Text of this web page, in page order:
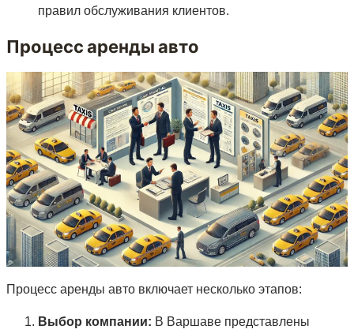
правил обслуживания клиентов.
Процесс аренды авто
Процесс аренды авто включает несколько этапов:
Выбор компании: В Варшаве представлены